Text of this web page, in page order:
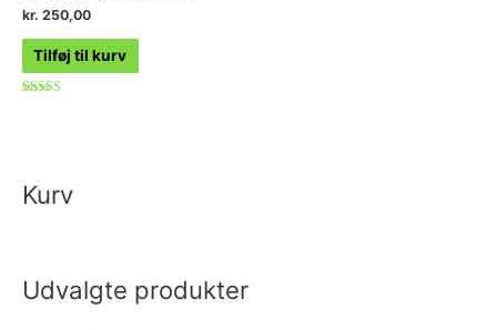
kr. 250,00
Tilføj til kurv
Kurv
Udvalgte produkter